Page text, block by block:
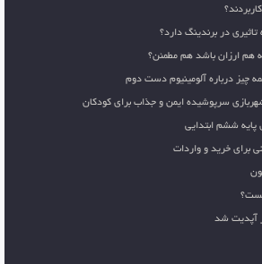
در برندینگ دارد؟
هم ارزان باشد هم مطمئن؟
چیز درباره آلومینیوم دست دوم
سرپوشیده ایمن و جذاب برای کودکان
ششم ابتدایی
برای خرید و واردات
آپدیت شد